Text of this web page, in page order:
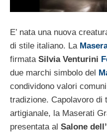
E’ nata una nuova
di stile italiano. La
firmata Silvia Venturini
due marchi simbolo del
condividono valori
tradizione. Capolavoro di
artigianale, la Maserati
presentata al Salone